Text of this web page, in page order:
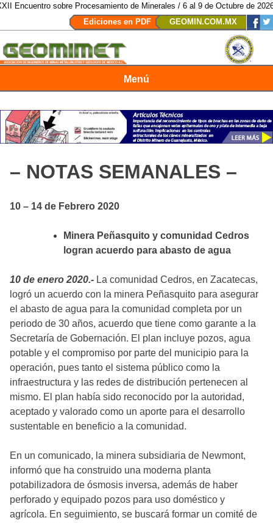
sobre Procesamiento de Minerales / 6 al 9 de Octubre de 2026 / San
Ediciones en PDF
GEOMIN.COM.MX
Menú
– NOTAS SEMANALES –
10 – 14 de Febrero 2020
Minera Peñasquito y comunidad Cedros
logran acuerdo para abasto de agua
10 de enero 2020.- La comunidad Cedros, en Zacatecas,
logró un acuerdo con la minera Peñasquito para asegurar
el abasto de agua para la comunidad completa por un
periodo de 30 años, acuerdo que tiene como garante a la
Secretaría de Gobernación. El plan incluye pozos, agua
potable y el compromiso por parte del municipio para la
operación, pues tanto el sistema público como la
infraestructura y las redes de distribución pertenecen al
mismo. El plan había sido reconocido por la autoridad,
aceptado y valorado como un aporte para el desarrollo
sustentable en beneficio a la comunidad.
En un comunicado, la minera subsidiaria de Newmont,
informó que ha construido una moderna planta
potabilizadora de ósmosis inversa, además de haber
perforado y equipado pozos para uso doméstico y
agrícola. En seguimiento, se buscará formar un comité de